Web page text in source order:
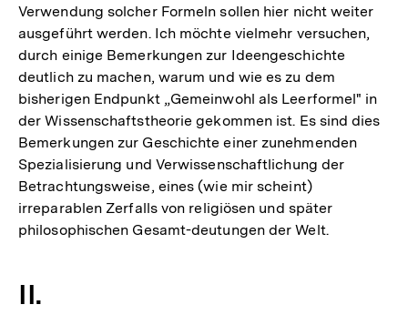
Verwendung solcher Formeln sollen hier nicht weiter
ausgeführt werden. Ich möchte vielmehr versuchen,
durch einige Bemerkungen zur Ideengeschichte
deutlich zu machen, warum und wie es zu dem
bisherigen Endpunkt „Gemeinwohl als Leerformel" in
der Wissenschaftstheorie gekommen ist. Es sind dies
Bemerkungen zur Geschichte einer zunehmenden
Spezialisierung und Verwissenschaftlichung der
Betrachtungsweise, eines (wie mir scheint)
irreparablen Zerfalls von religiösen und später
philosophischen Gesamt-deutungen der Welt.
II.